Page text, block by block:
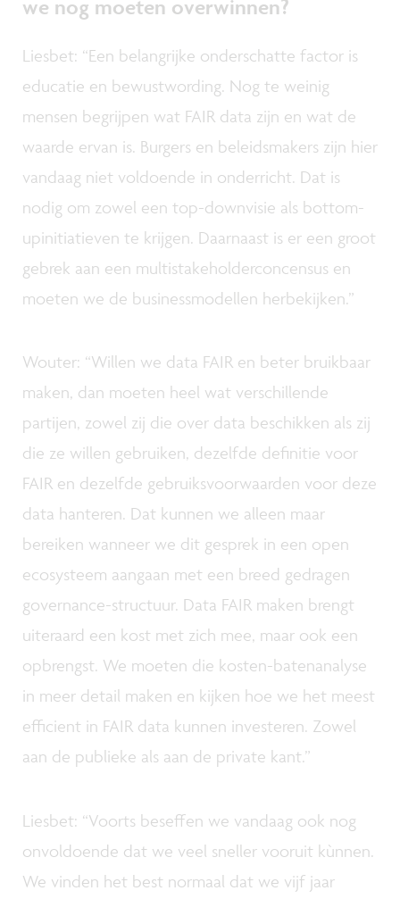
we nog moeten overwinnen?
Liesbet: “Een belangrijke onderschatte factor is
educatie en bewustwording. Nog te weinig
mensen begrijpen wat FAIR data zijn en wat de
waarde ervan is. Burgers en beleidsmakers zijn hier
vandaag niet voldoende in onderricht. Dat is
nodig om zowel een top-downvisie als bottom-
upinitiatieven te krijgen. Daarnaast is er een groot
gebrek aan een multistakeholderconcensus en
moeten we de businessmodellen herbekijken.”
Wouter: “Willen we data FAIR en beter bruikbaar
maken, dan moeten heel wat verschillende
partijen, zowel zij die over data beschikken als zij
die ze willen gebruiken, dezelfde definitie voor
FAIR en dezelfde gebruiksvoorwaarden voor deze
data hanteren. Dat kunnen we alleen maar
bereiken wanneer we dit gesprek in een open
ecosysteem aangaan met een breed gedragen
governance-structuur. Data FAIR maken brengt
uiteraard een kost met zich mee, maar ook een
opbrengst. We moeten die kosten-batenanalyse
in meer detail maken en kijken hoe we het meest
efficient in FAIR data kunnen investeren. Zowel
aan de publieke als aan de private kant.”
Liesbet: “Voorts beseffen we vandaag ook nog
onvoldoende dat we veel sneller vooruit kùnnen.
We vinden het best normaal dat we vijf jaar